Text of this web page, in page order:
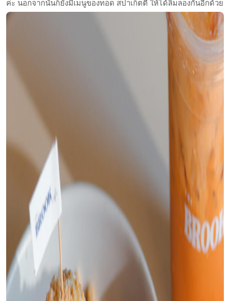
ค่ะ นอกจากนั้นก็ยังมีเมนูของทอด สปาเก็ตตี้ ให้ได้ลิ้มลองกันอีกด้วย